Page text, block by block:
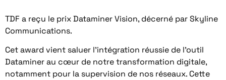
TDF a reçu le prix Dataminer Vision, décerné par Skyline
Communications.
Cet award vient saluer l’intégration réussie de l’outil
Dataminer au cœur de notre transformation digitale,
notamment pour la supervision de nos réseaux. Cette